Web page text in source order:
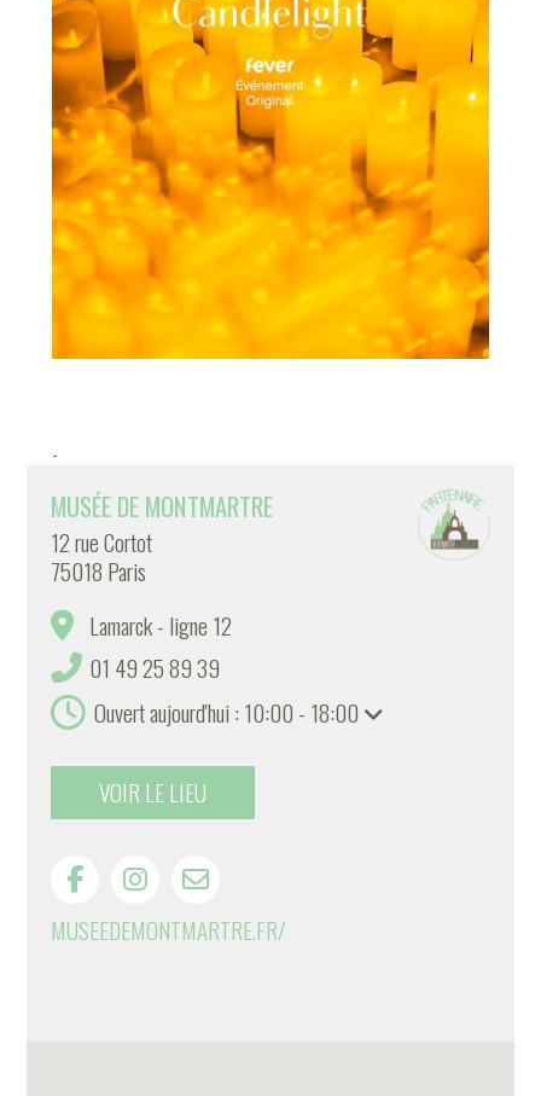
-
MUSÉE DE MONTMARTRE
12 rue Cortot
75018 Paris
Lamarck - ligne 12
01 49 25 89 39
Ouvert aujourd'hui : 10:00 - 18:00
VOIR LE LIEU
MUSEEDEMONTMARTRE.FR/